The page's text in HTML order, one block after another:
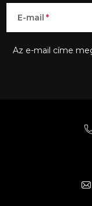
E-mail
Az e-mail címe